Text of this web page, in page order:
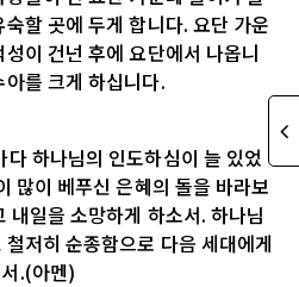
할 곳에 두게 합니다. 요단 가운
이 건넌 후에 요단에서 나옵니
를 크게 하십니다.
하나님의 인도하심이 늘 있었
많이 베푸신 은혜의 돌을 바라보
내일을 소망하게 하소서. 하나님
저히 순종함으로 다음 세대에게
.(아멘)